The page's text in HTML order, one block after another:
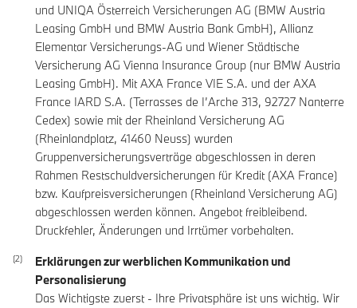
und UNIQA Österreich Versicherungen AG (BMW Austria
Leasing GmbH und BMW Austria Bank GmbH), Allianz
Elementar Versicherungs-AG und Wiener Städtische
Versicherung AG Vienna Insurance Group (nur BMW Austria
Leasing GmbH). Mit AXA France VIE S.A. und der AXA
France IARD S.A. (Terrasses de I’Arche 313, 92727 Nanterre
Cedex) sowie mit der Rheinland Versicherung AG
(Rheinlandplatz, 41460 Neuss) wurden
Gruppenversicherungsverträge abgeschlossen in deren
Rahmen Restschuldversicherungen für Kredit (AXA France)
bzw. Kaufpreisversicherungen (Rheinland Versicherung AG)
abgeschlossen werden können. Angebot freibleibend.
Druckfehler, Änderungen und Irrtümer vorbehalten.
Erklärungen zur werblichen Kommunikation und
Personalisierung
Das Wichtigste zuerst - Ihre Privatsphäre ist uns wichtig. Wir